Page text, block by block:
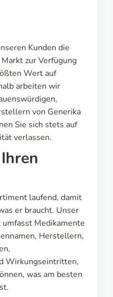
Kunden die
zur Verfügung
Wert auf
arbeiten wir
von Generika
Sie sich stets auf
verlassen.
laufend, damit
er braucht. Unser
Medikamente
Herstellern,
Wirkungseintritten,
was am besten